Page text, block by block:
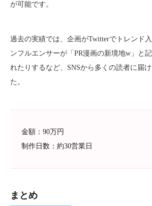
が可能です。
過去の実績では、企画がTwitterでトレンド
ンフルエンサーが「PR漫画の新境地w」と
れたりするなど、SNSから多くの読者に届
た。
金額：90万円
制作日数：約30営業日
まとめ